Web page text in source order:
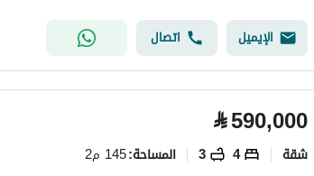
الإيميل اتصال
⃁590,000
شقة 4
3 المساحة:145 م2